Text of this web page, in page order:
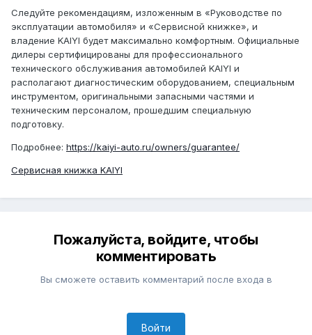
Следуйте рекомендациям, изложенным в «Руководстве по
эксплуатации автомобиля» и «Сервисной книжке», и
владение KAIYI будет максимально комфортным. Официальные
дилеры сертифицированы для профессионального
технического обслуживания автомобилей KAIYI и
располагают диагностическим оборудованием, специальным
инструментом, оригинальными запасными частями и
техническим персоналом, прошедшим специальную
подготовку.
Подробнее: https://kaiyi-auto.ru/owners/guarantee/
Сервисная книжка KAIYI
Пожалуйста, войдите, чтобы
комментировать
Вы сможете оставить комментарий после входа в
Войти